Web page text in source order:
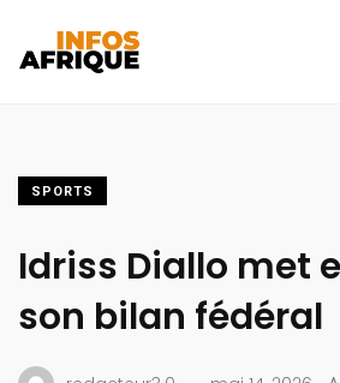
SPORTS
Idriss Diallo met
son bilan fédéral